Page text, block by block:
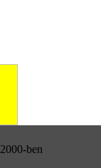
2000-ben